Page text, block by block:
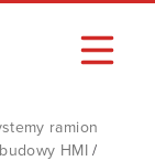
ramion
HMI/